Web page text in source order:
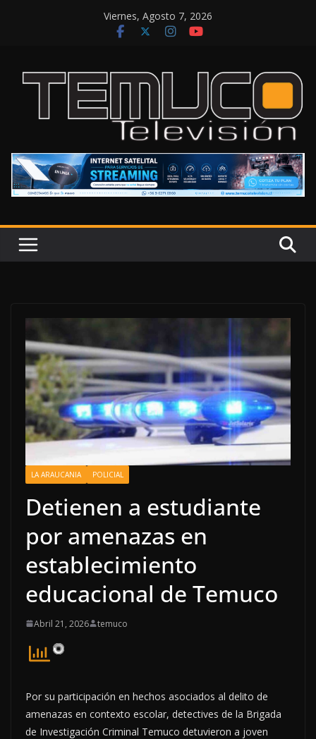
Viernes, Agosto 7, 2026
LA ARAUCANIA POLICIAL
Detienen a estudiante
por amenazas en
establecimiento
educacional de Temuco
Abril 21, 2026 temuco
Por su participación en hechos asociados al delito de
amenazas en contexto escolar, detectives de la Brigada
de Investigación Criminal Temuco detuvieron a joven